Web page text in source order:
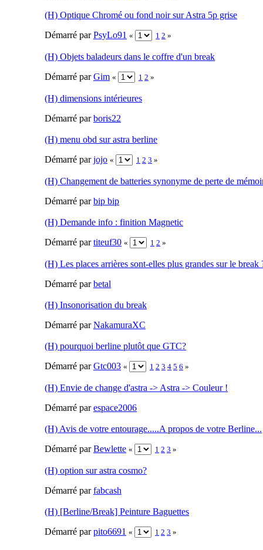
(H) Optique Chromé ou fond noir sur Astra 5p grise
Démarré parPsyLo91 « 1 2 »
(H) Objets baladeurs dans le coffre d'un break
Démarré parGim « 1 2 »
(H) dimensions intérieures
Démarré parboris22
(H) menu obd sur astra berline
Démarré parjojo « 1 2 3 »
(H) Changement de batteries synonyme de perte de
Démarré parbip bip
(H) Demande info : finition Magnetic
Démarré partiteuf30 « 1 2 »
(H) Les places arrières sont-elles plus grandes sur le break
Démarré parbetal
(H) Insonorisation du break
Démarré parNakamuraXC
(H) pourquoi berline plutôt que GTC?
Démarré parGtc003 « 1 2 3 4 5 6 »
(H) Envie de change d'astra -> Astra -> Couleur !
Démarré parespace2006
(H) Avis de votre entourage.....A propos de votre Berline...
Démarré parBewlette « 1 2 3 »
(H) option sur astra cosmo?
Démarré parfabcash
(H) [Berline/Break] Peinture Baguettes
Démarré parpito6691 « 1 2 3 »